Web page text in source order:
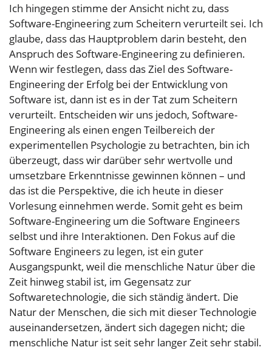
Ich hingegen stimme der Ansicht nicht zu, dass
Software-Engineering zum Scheitern verurteilt sei. Ich
glaube, dass das Hauptproblem darin besteht, den
Anspruch des Software-Engineering zu definieren.
Wenn wir festlegen, dass das Ziel des Software-
Engineering der Erfolg bei der Entwicklung von
Software ist, dann ist es in der Tat zum Scheitern
verurteilt. Entscheiden wir uns jedoch, Software-
Engineering als einen engen Teilbereich der
experimentellen Psychologie zu betrachten, bin ich
überzeugt, dass wir darüber sehr wertvolle und
umsetzbare Erkenntnisse gewinnen können – und
das ist die Perspektive, die ich heute in dieser
Vorlesung einnehmen werde. Somit geht es beim
Software-Engineering um die Software Engineers
selbst und ihre Interaktionen. Den Fokus auf die
Software Engineers zu legen, ist ein guter
Ausgangspunkt, weil die menschliche Natur über die
Zeit hinweg stabil ist, im Gegensatz zur
Softwaretechnologie, die sich ständig ändert. Die
Natur der Menschen, die sich mit dieser Technologie
auseinandersetzen, ändert sich dagegen nicht; die
menschliche Natur ist seit sehr langer Zeit sehr stabil.